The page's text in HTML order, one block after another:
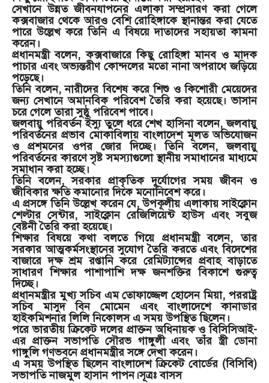
সেখানে উন্নত জীবনযাপনের এলাকা সম্প্রসারণ করা গেলে
কক্সবাজার থেকে আরও বেশি রোহিঙ্গাকে স্থানান্তর করা যেতে
পারে উল্লেখ করে তিনি এ বিষয়ে দাতাদের সহায়তা কামনা
করেন।
প্রধানমন্ত্রী বলেন, কক্সবাজারে কিছু রোহিঙ্গা মানব ও মাদক
পাচার এবং অভ্যন্তরীণ কোন্দলের মতো নানা অপরাধে জড়িয়ে
পড়েছে।
তিনি বলেন, নারীদের বিশেষ করে শিশু ও কিশোরী মেয়েদের
জন্য সেখানে অমানবিক পরিবেশ তৈরি করা হয়েছে। ভাসান
চরে গেলে তারা সুষ্ঠু পরিবেশ পাবে।
জলবায়ু পরিবর্তন ইস্যু তুলে ধরে শেখ হাসিনা বলেন, জলবায়ু
পরিবর্তনের প্রভাব মোকাবিলায় বাংলাদেশ মূলত অভিযোজন
ও প্রশমনের ওপর জোর দিচ্ছে। তিনি বলেন, জলবায়ু
পরিবর্তনের কারণে সৃষ্ট সমস্যাগুলো স্থানীয় সমাধানের মাধ্যমে
সমাধান করা হচ্ছে।
তিনি বলেন, সরকার প্রাকৃতিক দুর্যোগের সময় জীবন ও
জীবিকার ক্ষতি কমানোর দিকে মনোনিবেশ করে।
এ প্রসঙ্গে তিনি উল্লেখ করেন যে, উপকূলীয় এলাকায় সাইক্লোন
শেল্টার সেন্টার, সাইক্লোন রেজিলিয়েন্ট হাউস এবং সবুজ
বেষ্টনী তৈরি করা হয়েছে।
শিক্ষার বিষয়ে কথা বলতে গিয়ে প্রধানমন্ত্রী বলেন, তার
সরকার আত্মকর্মসংস্থানের সুযোগ তৈরি করতে এবং বিদেশের
বাজারে দক্ষ শ্রম রপ্তানি করে রেমিট্যান্সের প্রবাহ বাড়াতে
সাধারণ শিক্ষার পাশাপাশি দক্ষ জনশক্তির বিকাশে গুরুত্ব
দিচ্ছে।
প্রধানমন্ত্রীর মুখ্য সচিব এম তোফাজ্জেল হোসেন মিয়া, পররাষ্ট্র
সচিব মাসুদ বিন মোমেন এবং বাংলাদেশে কানাডার
হাইকমিশনার লিলি নিকোলস এ সময় উপস্থিত ছিলেন।
পরে ভারতীয় ক্রিকেট দলের প্রাক্তন অধিনায়ক ও বিসিসিআই-
এর প্রাক্তন সভাপতি সৌরভ গাঙ্গুলী এবং তাঁর স্ত্রী ডোনা
গাঙ্গুলি গণভবনে প্রধানমন্ত্রীর সঙ্গে দেখা করেন।
এ সময় উপস্থিত ছিলেন বাংলাদেশ ক্রিকেট বোর্ডের (বিসিবি)
সভাপতি নাজমুল হাসান পাপন।সূত্রঃ বাসস